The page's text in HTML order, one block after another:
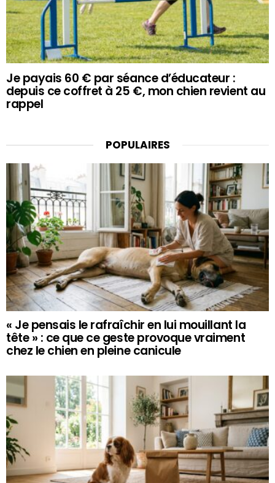
Je payais 60 € par séance d’éducateur :
depuis ce coffret à 25 €, mon chien revient au
rappel
POPULAIRES
« Je pensais le rafraîchir en lui mouillant la
tête » : ce que ce geste provoque vraiment
chez le chien en pleine canicule